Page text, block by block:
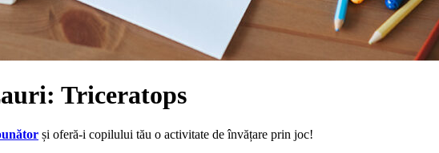
Triceratops
și oferă-i copilului tău o activitate de învățare prin joc!